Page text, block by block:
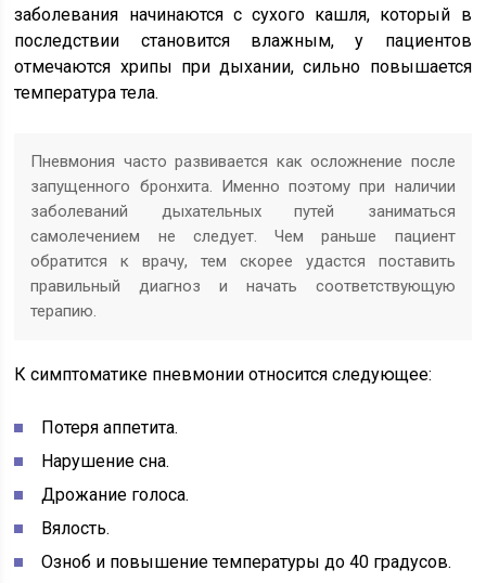
заболевания начинаются с сухого кашля, который в
последствии становится влажным, у пациентов
отмечаются хрипы при дыхании, сильно повышается
температура тела.
Пневмония часто развивается как осложнение после
запущенного бронхита. Именно поэтому при наличии
заболеваний дыхательных путей заниматься
самолечением не следует. Чем раньше пациент
обратится к врачу, тем скорее удастся поставить
правильный диагноз и начать соответствующую
терапию.
К симптоматике пневмонии относится следующее:
Потеря аппетита.
Нарушение сна.
Дрожание голоса.
Вялость.
Озноб и повышение температуры до 40 градусов.